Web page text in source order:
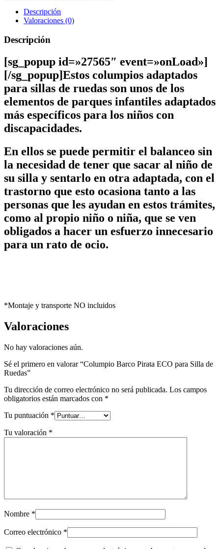
Descripción
Valoraciones (0)
Descripción
[sg_popup id=»27565″ event=»onLoad»]
[/sg_popup]Estos columpios adaptados
para sillas de ruedas son unos de los
elementos de parques infantiles adaptados
más específicos para los niños con
discapacidades.
En ellos se puede permitir el balanceo sin
la necesidad de tener que sacar al niño de
su silla y sentarlo en otra adaptada, con el
trastorno que esto ocasiona tanto a las
personas que les ayudan en estos trámites,
como al propio niño o niña, que se ven
obligados a hacer un esfuerzo innecesario
para un rato de ocio.
*Montaje y transporte NO incluidos
Valoraciones
No hay valoraciones aún.
Sé el primero en valorar “Columpio Barco Pirata ECO para Silla de
Ruedas”
Tu dirección de correo electrónico no será publicada. Los campos
obligatorios están marcados con *
Tu puntuación *
Tu valoración *
Nombre *
Correo electrónico *